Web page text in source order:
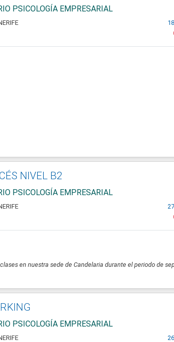
PSICOLOGÍA EMPRESARIAL
NIVEL B2
PSICOLOGÍA EMPRESARIAL
en nuestra sede de Candelaria durante el periodo de
PSICOLOGÍA EMPRESARIAL